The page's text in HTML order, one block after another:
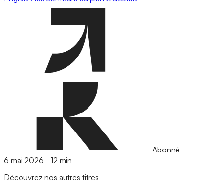
Abonné
6 mai 2026 - 12 min
Découvrez nos autres titres